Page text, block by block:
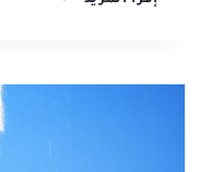
|
0506052278